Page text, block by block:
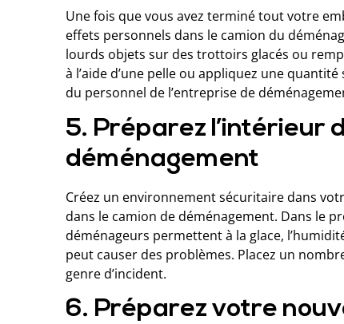
Une fois que vous avez terminé tout votre
effets personnels dans le camion du
lourds objets sur des trottoirs glacés ou
à l’aide d’une pelle ou appliquez une
du personnel de l’entreprise de
5. Préparez l’intérieur
déménagement
Créez un environnement sécuritaire dans
dans le camion de déménagement. Dans le
déménageurs permettent à la glace,
peut causer des problèmes. Placez un
genre d’incident.
6. Préparez votre